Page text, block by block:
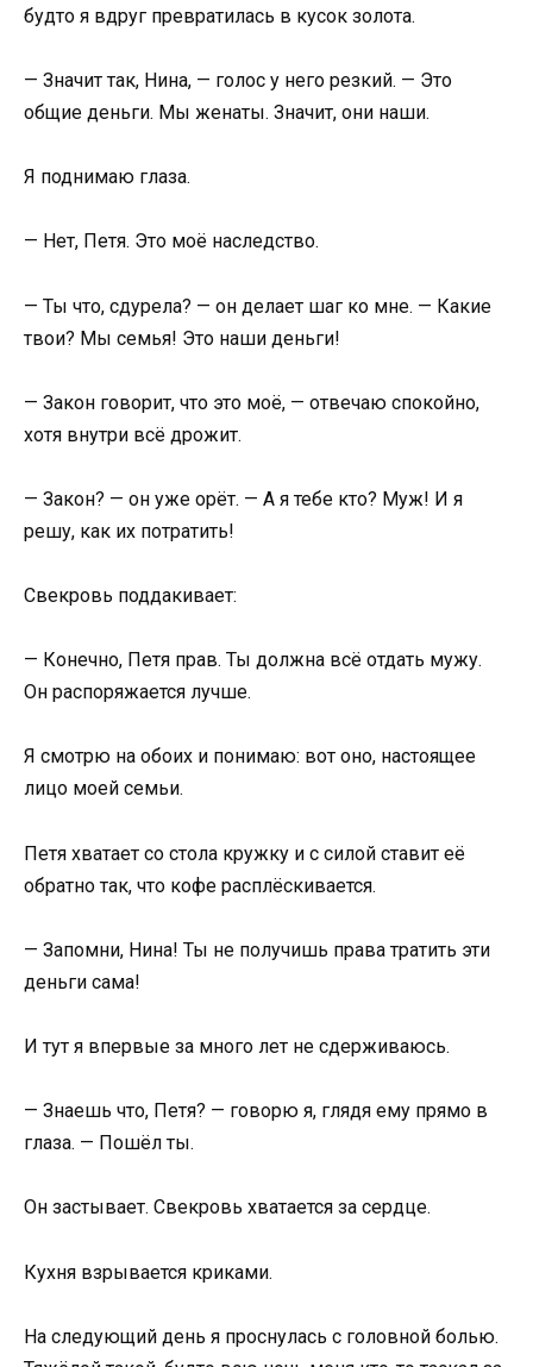
будто я вдруг превратилась в кусок золота.
— Значит так, Нина, — голос у него резкий. — Это
общие деньги. Мы женаты. Значит, они наши.
Я поднимаю глаза.
— Нет, Петя. Это моё наследство.
— Ты что, сдурела? — он делает шаг ко мне. — Какие
твои? Мы семья! Это наши деньги!
— Закон говорит, что это моё, — отвечаю спокойно,
хотя внутри всё дрожит.
— Закон? — он уже орёт. — А я тебе кто? Муж! И я
решу, как их потратить!
Свекровь поддакивает:
— Конечно, Петя прав. Ты должна всё отдать мужу.
Он распоряжается лучше.
Я смотрю на обоих и понимаю: вот оно, настоящее
лицо моей семьи.
Петя хватает со стола кружку и с силой ставит её
обратно так, что кофе расплёскивается.
— Запомни, Нина! Ты не получишь права тратить эти
деньги сама!
И тут я впервые за много лет не сдерживаюсь.
— Знаешь что, Петя? — говорю я, глядя ему прямо в
глаза. — Пошёл ты.
Он застывает. Свекровь хватается за сердце.
Кухня взрывается криками.
На следующий день я проснулась с головной болью.